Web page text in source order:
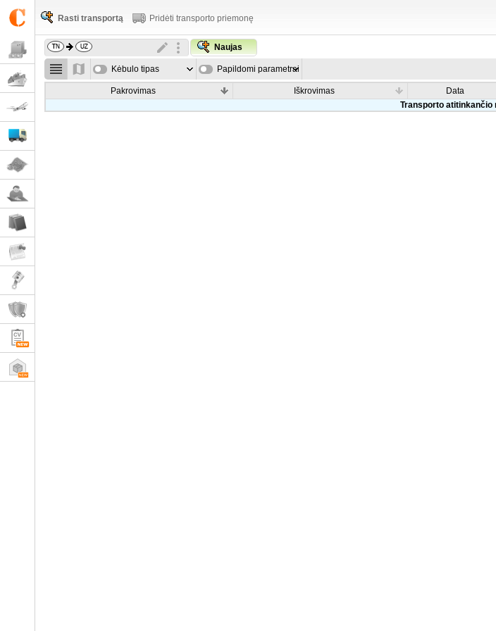
Rasti transportą Pridėti transporto priemonę
Naujas
Kėbulo tipas Papildomi parametrai
Pakrovimas Iškrovimas Data
Transporto